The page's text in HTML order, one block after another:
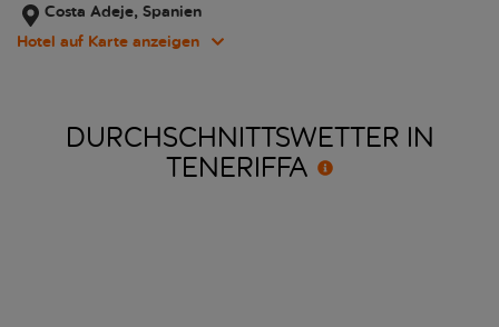
Costa Adeje, Spanien
Hotel auf Karte anzeigen
DURCHSCHNITTSWETTER IN
TENERIFFA